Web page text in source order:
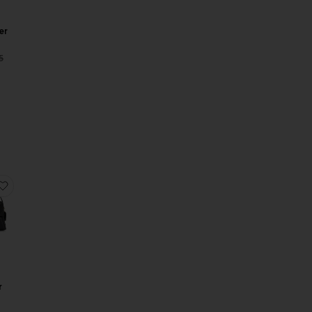
Chelsea Shoulder Bag 30
Suede Shoulder Bag 30